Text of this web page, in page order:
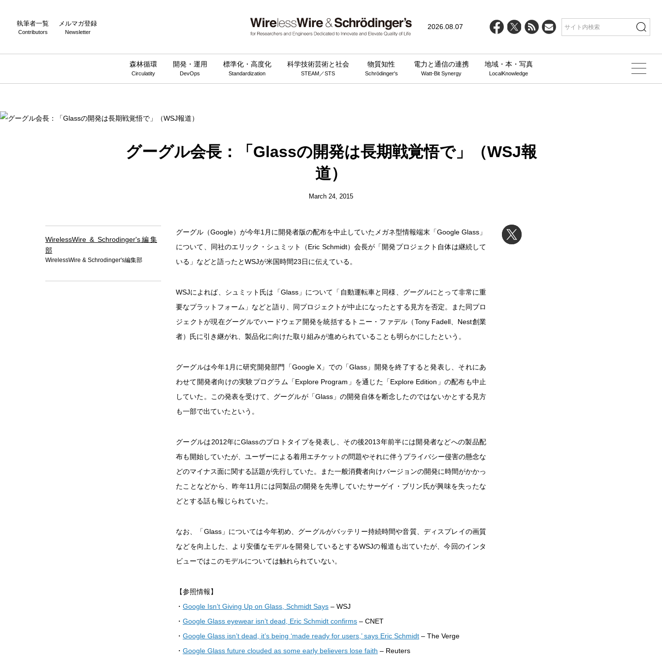
執筆者一覧
Contributors
メルマガ登録
Newsletter
2026.08.07
森林循環
Circulatity
開発・運用
DevOps
標準化・高度化
Standardization
科学技術芸術と社会
STEAM／STS
物質知性
Schrödinger's
電力と通信の連携
Watt-Bit Synergy
地域・本・写真
LocalKnowledge
Warning: Undefined array key 0 in /home/wwnstyle/wirelesswire.jp/public_html/wp-content/themes/wirelesswire_v3/functions.php
グーグル会長：「Glassの開発は長期戦覚悟で」（WSJ報
道）
March 24, 2015
WirelessWire & Schrodinger's編集
部
WirelessWire & Schrodinger's編集部
グーグル（Google）が今年1月に開発者版の配布を中止していたメガネ型情報端末「Google Glass」
について、同社のエリック・シュミット（Eric Schmidt）会長が「開発プロジェクト自体は継続して
いる」などと語ったとWSJが米国時間23日に伝えている。
WSJによれば、シュミット氏は「Glass」について「自動運転車と同様、グーグルにとって非常に重
要なプラットフォーム」などと語り、同プロジェクトが中止になったとする見方を否定。また同プロ
ジェクトが現在グーグルでハードウェア開発を統括するトニー・ファデル（Tony Fadell、Nest創業
者）氏に引き継がれ、製品化に向けた取り組みが進められていることも明らかにしたという。
グーグルは今年1月に研究開発部門「Google X」での「Glass」開発を終了すると発表し、それにあ
わせて開発者向けの実験プログラム「Explore Program」を通じた「Explore Edition」の配布も中止
していた。この発表を受けて、グーグルが「Glass」の開発自体を断念したのではないかとする見方
も一部で出ていたという。
グーグルは2012年にGlassのプロトタイプを発表し、その後2013年前半には開発者などへの製品配
布も開始していたが、ユーザーによる着用エチケットの問題やそれに伴うプライバシー侵害の懸念な
どのマイナス面に関する話題が先行していた。また一般消費者向けバージョンの開発に時間がかかっ
たことなどから、昨年11月には同製品の開発を先導していたサーゲイ・ブリン氏が興味を失ったな
どとする話も報じられていた。
なお、「Glass」については今年初め、グーグルがバッテリー持続時間や音質、ディスプレイの画質
などを向上した、より安価なモデルを開発しているとするWSJの報道も出ていたが、今回のインタ
ビューではこのモデルについては触れられていない。
【参照情報】
・ Google Isn’t Giving Up on Glass, Schmidt Says – WSJ
・ Google Glass eyewear isn’t dead, Eric Schmidt confirms – CNET
・ Google Glass isn’t dead, it’s being ‘made ready for users,’ says Eric Schmidt – The Verge
・ Google Glass future clouded as some early believers lose faith – Reuters